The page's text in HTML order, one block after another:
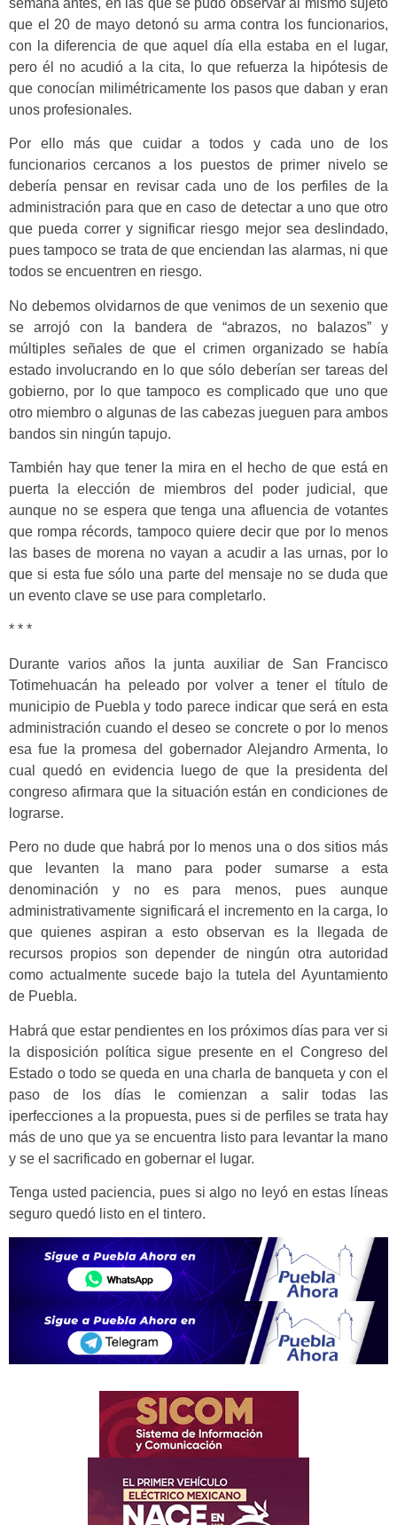
que el 20 de mayo detonó su arma contra los funcionarios,
con la diferencia de que aquel día ella estaba en el lugar,
pero él no acudió a la cita, lo que refuerza la hipótesis de
que conocían milimétricamente los pasos que daban y eran
unos profesionales.
Por ello más que cuidar a todos y cada uno de los
funcionarios cercanos a los puestos de primer nivelo se
debería pensar en revisar cada uno de los perfiles de la
administración para que en caso de detectar a uno que otro
que pueda correr y significar riesgo mejor sea deslindado,
pues tampoco se trata de que enciendan las alarmas, ni que
todos se encuentren en riesgo.
No debemos olvidarnos de que venimos de un sexenio que
se arrojó con la bandera de “abrazos, no balazos” y
múltiples señales de que el crimen organizado se había
estado involucrando en lo que sólo deberían ser tareas del
gobierno, por lo que tampoco es complicado que uno que
otro miembro o algunas de las cabezas jueguen para ambos
bandos sin ningún tapujo.
También hay que tener la mira en el hecho de que está en
puerta la elección de miembros del poder judicial, que
aunque no se espera que tenga una afluencia de votantes
que rompa récords, tampoco quiere decir que por lo menos
las bases de morena no vayan a acudir a las urnas, por lo
que si esta fue sólo una parte del mensaje no se duda que
un evento clave se use para completarlo.
* * *
Durante varios años la junta auxiliar de San Francisco
Totimehuacán ha peleado por volver a tener el título de
municipio de Puebla y todo parece indicar que será en esta
administración cuando el deseo se concrete o por lo menos
esa fue la promesa del gobernador Alejandro Armenta, lo
cual quedó en evidencia luego de que la presidenta del
congreso afirmara que la situación están en condiciones de
lograrse.
Pero no dude que habrá por lo menos una o dos sitios más
que levanten la mano para poder sumarse a esta
denominación y no es para menos, pues aunque
administrativamente significará el incremento en la carga, lo
que quienes aspiran a esto observan es la llegada de
recursos propios son depender de ningún otra autoridad
como actualmente sucede bajo la tutela del Ayuntamiento
de Puebla.
Habrá que estar pendientes en los próximos días para ver si
la disposición política sigue presente en el Congreso del
Estado o todo se queda en una charla de banqueta y con el
paso de los días le comienzan a salir todas las
iperfecciones a la propuesta, pues si de perfiles se trata hay
más de uno que ya se encuentra listo para levantar la mano
y se el sacrificado en gobernar el lugar.
Tenga usted paciencia, pues si algo no leyó en estas líneas
seguro quedó listo en el tintero.